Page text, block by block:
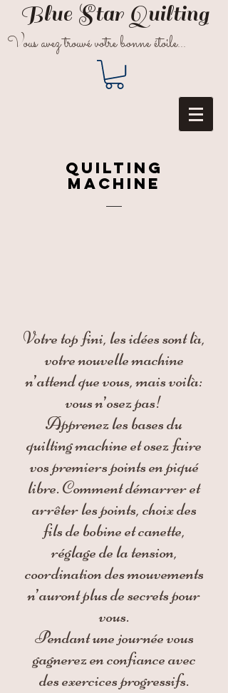
Blue Star Quilting
Vous avez trouvé votre bonne étoile...
Quilting
Machine
Votre top fini, les idées sont là,
votre nouvelle machine
n’attend que vous, mais voilà:
vous n’osez pas!
Apprenez les bases du
quilting machine et osez faire
vos premiers points en piqué
libre. Comment démarrer et
arrêter les points, choix des
fils de bobine et canette,
réglage de la tension,
coordination des mouvements
n’auront plus de secrets pour
vous.
Pendant une journée vous
gagnerez en confiance avec
des exercices progressifs.